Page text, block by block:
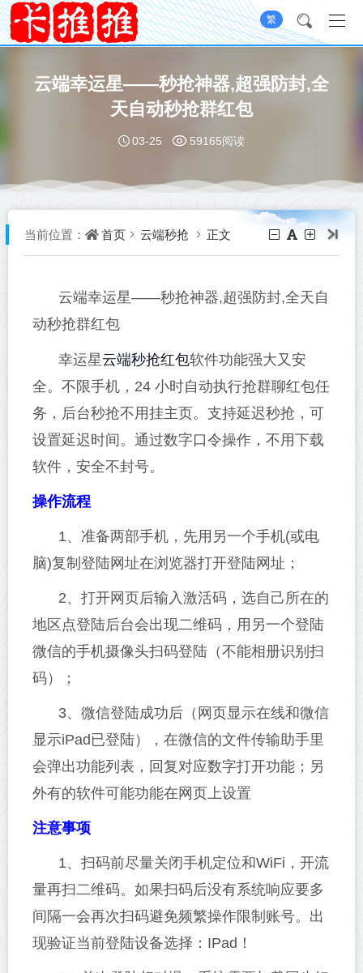
繁
云端幸运星——秒抢神器,超强防封,全
天自动秒抢群红包
03-25 59165阅读
当前位置： 首页 云端秒抢 正文
云端幸运星——秒抢神器,超强防封,全天自
动秒抢群红包
幸运星云端秒抢红包软件功能强大又安
全。不限手机，24 小时自动执行抢群聊红包任
务，后台秒抢不用挂主页。支持延迟秒抢，可
设置延迟时间。通过数字口令操作，不用下载
软件，安全不封号。
操作流程
1、准备两部手机，先用另一个手机(或电
脑)复制登陆网址在浏览器打开登陆网址；
2、打开网页后输入激活码，选自己所在的
地区点登陆后台会出现二维码，用另一个登陆
微信的手机摄像头扫码登陆（不能相册识别扫
码）；
3、微信登陆成功后（网页显示在线和微信
显示iPad已登陆），在微信的文件传输助手里
会弹出功能列表，回复对应数字打开功能；另
外有的软件可能功能在网页上设置
注意事项
1、扫码前尽量关闭手机定位和WiFi，开流
量再扫二维码。如果扫码后没有系统响应要多
间隔一会再次扫码避免频繁操作限制账号。出
现验证当前登陆设备选择：IPad！